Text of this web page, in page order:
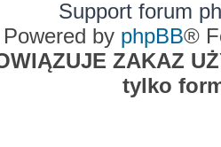
Support forum
Powered by phpBB®
ZAKAZ
tylko